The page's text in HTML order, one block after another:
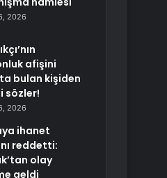
2026
afişini
bulan kişiden
sözler!
2026
ihanet
reddetti:
olay
geldi